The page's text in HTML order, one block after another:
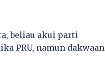
beliau akui parti
PRU, namun dakwaan